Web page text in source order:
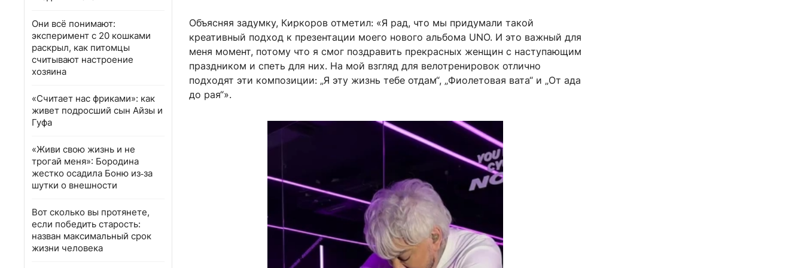
Они всё понимают:
эксперимент с 20 кошками
раскрыл, как питомцы
считывают настроение
хозяина
«Считает нас фриками»: как
живет подросший сын Айзы и
Гуфа
«Живи свою жизнь и не
трогай меня»: Бородина
жестко осадила Боню из‑за
шутки о внешности
Вот сколько вы протянете,
если победить старость:
назван максимальный срок
жизни человека
Объясняя задумку, Киркоров отметил: «Я рад, что мы придумали такой
креативный подход к презентации моего нового альбома UNO. И это важный для
меня момент, потому что я смог поздравить прекрасных женщин с наступающим
праздником и спеть для них. На мой взгляд для велотренировок отлично
подходят эти композиции: „Я эту жизнь тебе отдам“, „Фиолетовая вата“ и „От ада
до рая“».